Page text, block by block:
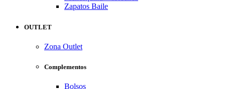
Zapatos Baile
OUTLET
Zona Outlet
Complementos
Bolsos